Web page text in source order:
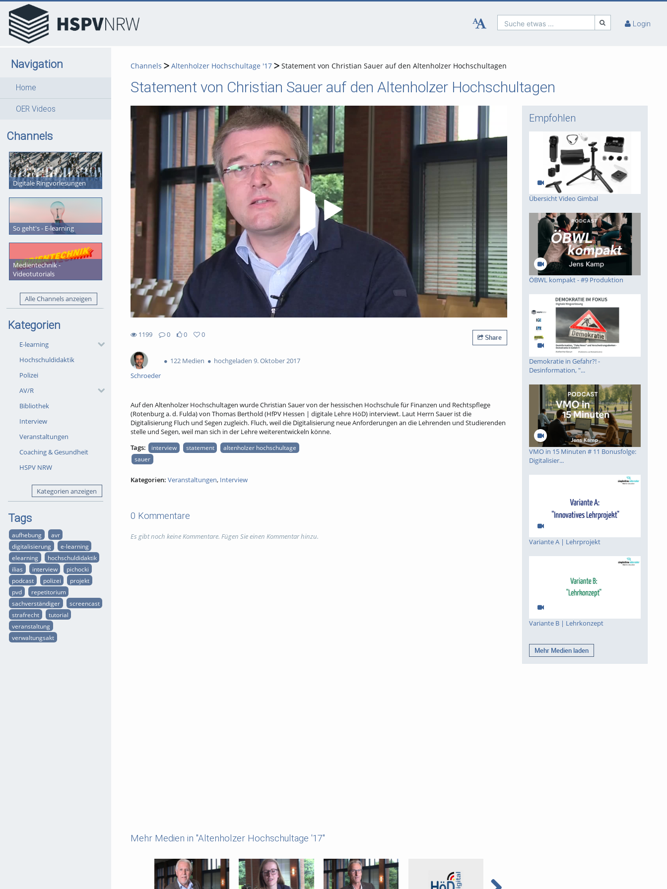
Suche etwas ... Login
Navigation
Home
OER Videos
Channels
Digitale Ringvorlesungen
So geht's - E-learning
Medientechnik -
Videotutorials
Alle Channels anzeigen
Kategorien
E-learning
Hochschuldidaktik
Polizei
AV/R
Bibliothek
Interview
Veranstaltungen
Coaching & Gesundheit
HSPV NRW
Kategorien anzeigen
Tags
aufhebung
avr
digitalisierung
e-learning
elearning
hochschuldidaktik
ilias
interview
pichocki
podcast
polizei
projekt
pvd
repetitorium
sachverständiger
screencast
strafrecht
tutorial
veranstaltung
verwaltungsakt
Channels Altenholzer Hochschultage '17 Statement von Christian Sauer auf den Altenholzer Hochschultagen
Statement von Christian Sauer auf den Altenholzer Hochschultagen
Video abspielen
1199
0
0
0
Share
Schroeder
122 Medien hochgeladen 9. Oktober 2017
Auf den Altenholzer Hochschultagen wurde Christian Sauer von der hessischen Hochschule für Finanzen und Rechtspflege
(Rotenburg a. d. Fulda) von Thomas Berthold (HfPV Hessen | digitale Lehre HöD) interviewt. Laut Herrn Sauer ist die
Digitalisierung Fluch und Segen zugleich. Fluch, weil die Digitalisierung neue Anforderungen an die Lehrenden und Studierenden
stelle und Segen, weil man sich in der Lehre weiterentwickeln könne.
Tags:
interview statement
altenholzer hochschultage
sauer
Kategorien: Veranstaltungen, Interview
0 Kommentare
Es gibt noch keine Kommentare. Fügen Sie einen Kommentar hinzu.
Mehr Medien in "Altenholzer Hochschultage '17"
Empfohlen
Übersicht Video Gimbal
ÖBWL kompakt - #9 Produktion
Demokratie in Gefahr?! -
Desinformation, "...
VMO in 15 Minuten # 11 Bonusfolge:
Digitalisier...
Variante A | Lehrprojekt
Variante B | Lehrkonzept
Mehr Medien laden